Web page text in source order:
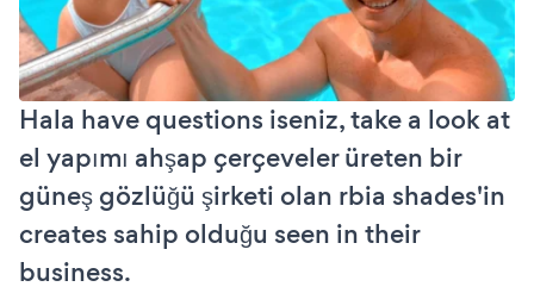
Hala have questions iseniz, take a look at
el yapımı ahşap çerçeveler üreten bir
güneş gözlüğü şirketi olan rbia shades'in
creates sahip olduğu seen in their
business.